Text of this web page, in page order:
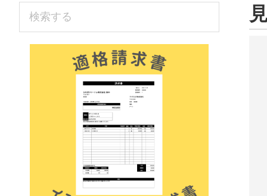
レ
形
sidebar